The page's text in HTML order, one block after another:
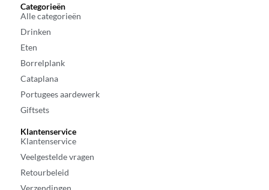
Categorieën
Alle categorieën
Drinken
Eten
Borrelplank
Cataplana
Portugees aardewerk
Giftsets
Klantenservice
Klantenservice
Veelgestelde vragen
Retourbeleid
Verzendingen